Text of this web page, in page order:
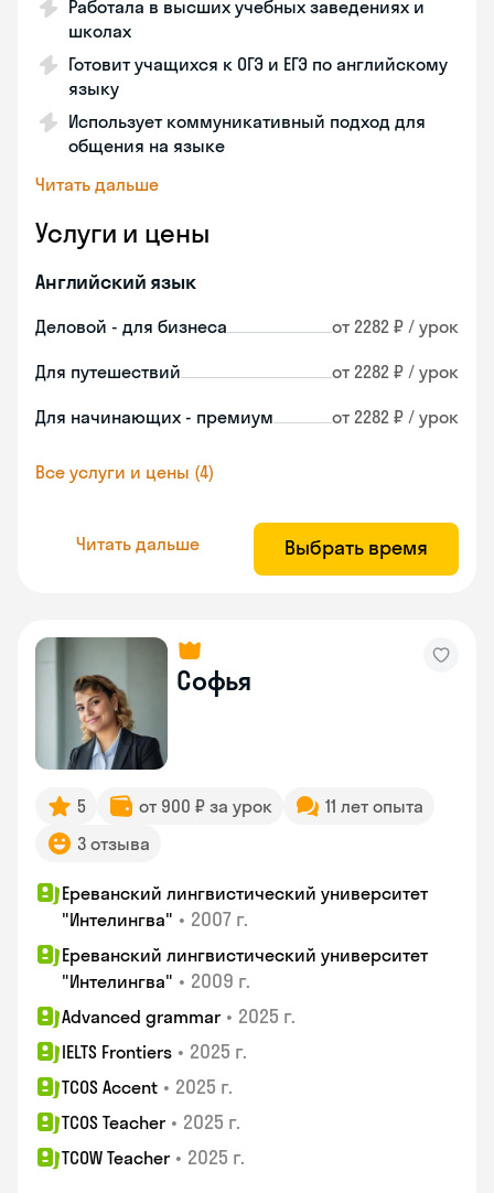
Работала в высших учебных заведениях и
школах
Готовит учащихся к ОГЭ и ЕГЭ по английскому
языку
Использует коммуникативный подход для
общения на языке
Читать дальше
Услуги и цены
Английский язык
Деловой - для бизнеса от 2282 ₽ / урок
Для путешествий от 2282 ₽ / урок
Для начинающих - премиум от 2282 ₽ / урок
Все услуги и цены (4)
Читать дальше Выбрать время
Софья
5 от 900 ₽ за урок
11 лет опыта
3 отзыва
Ереванский лингвистический университет
"Интелингва" • 2007 г.
Ереванский лингвистический университет
"Интелингва" • 2009 г.
Advanced grammar • 2025 г.
IELTS Frontiers • 2025 г.
TCOS Accent • 2025 г.
TCOS Teacher • 2025 г.
TCOW Teacher • 2025 г.